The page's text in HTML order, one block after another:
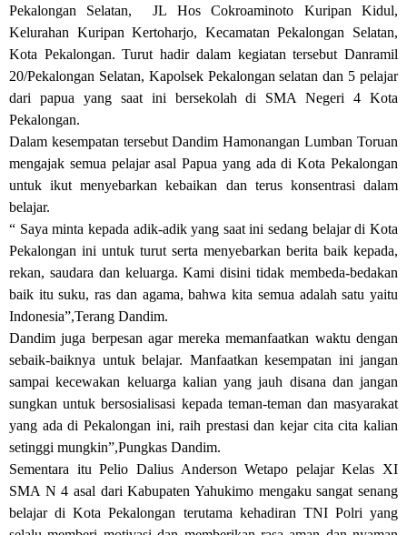
Pekalongan Selatan, JL Hos Cokroaminoto Kuripan Kidul,
Kelurahan Kuripan Kertoharjo, Kecamatan Pekalongan Selatan,
Kota Pekalongan. Turut hadir dalam kegiatan tersebut Danramil
20/Pekalongan Selatan, Kapolsek Pekalongan selatan dan 5 pelajar
dari papua yang saat ini bersekolah di SMA Negeri 4 Kota
Pekalongan.
Dalam kesempatan tersebut Dandim Hamonangan Lumban Toruan
mengajak semua pelajar asal Papua yang ada di Kota Pekalongan
untuk ikut menyebarkan kebaikan dan terus konsentrasi dalam
belajar.
“ Saya minta kepada adik-adik yang saat ini sedang belajar di Kota
Pekalongan ini untuk turut serta menyebarkan berita baik kepada,
rekan, saudara dan keluarga. Kami disini tidak membeda-bedakan
baik itu suku, ras dan agama, bahwa kita semua adalah satu yaitu
Indonesia”,Terang Dandim.
Dandim juga berpesan agar mereka memanfaatkan waktu dengan
sebaik-baiknya untuk belajar. Manfaatkan kesempatan ini jangan
sampai kecewakan keluarga kalian yang jauh disana dan jangan
sungkan untuk bersosialisasi kepada teman-teman dan masyarakat
yang ada di Pekalongan ini, raih prestasi dan kejar cita cita kalian
setinggi mungkin”,Pungkas Dandim.
Sementara itu Pelio Dalius Anderson Wetapo pelajar Kelas XI
SMA N 4 asal dari Kabupaten Yahukimo mengaku sangat senang
belajar di Kota Pekalongan terutama kehadiran TNI Polri yang